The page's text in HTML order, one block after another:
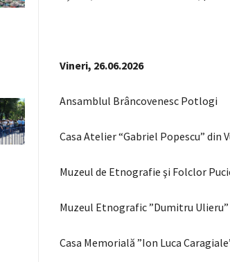
Vineri, 26.06.2026
Ansamblul Brâncovenesc Potlogi
Casa Atelier “Gabriel Popescu” din
Muzeul de Etnografie şi Folclor
Muzeul Etnografic ”Dumitru
Casa Memorială ”Ion Luca